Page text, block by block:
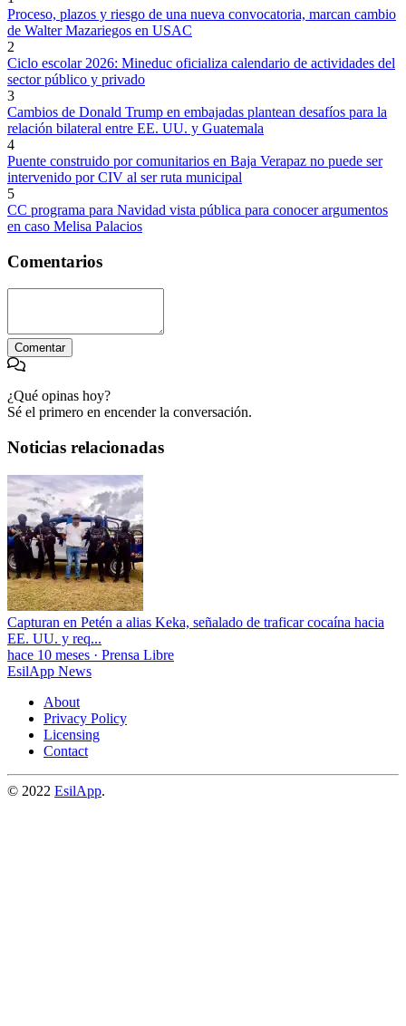
Proceso, plazos y riesgo de una nueva convocatoria, marcan cambio
de Walter Mazariegos en USAC
2
Ciclo escolar 2026: Mineduc oficializa calendario de actividades del
sector público y privado
3
Cambios de Donald Trump en embajadas plantean desafíos para la
relación bilateral entre EE. UU. y Guatemala
4
Puente construido por comunitarios en Baja Verapaz no puede ser
intervenido por CIV al ser ruta municipal
5
CC programa para Navidad vista pública para conocer argumentos
en caso Melisa Palacios
Comentarios
Comentar
¿Qué opinas hoy?
Sé el primero en encender la conversación.
Noticias relacionadas
Capturan en Petén a alias Keka, señalado de traficar cocaína hacia
EE. UU. y req...
hace 10 meses · Prensa Libre
EsilApp News
About
Privacy Policy
Licensing
Contact
© 2022 EsilApp.